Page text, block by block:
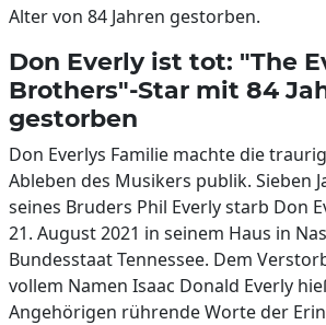
Alter von 84 Jahren gestorben.
Don Everly ist tot: "The
Brothers"-Star mit 84
gestorben
Don Everlys Familie machte die
Ableben des Musikers publik. Sieben
seines Bruders Phil Everly starb Don
21. August 2021 in seinem Haus in
Bundesstaat Tennessee. Dem
vollem Namen Isaac Donald Everly
Angehörigen rührende Worte der